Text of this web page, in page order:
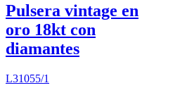
Pulsera vintage en
oro 18kt con
diamantes
L31055/1